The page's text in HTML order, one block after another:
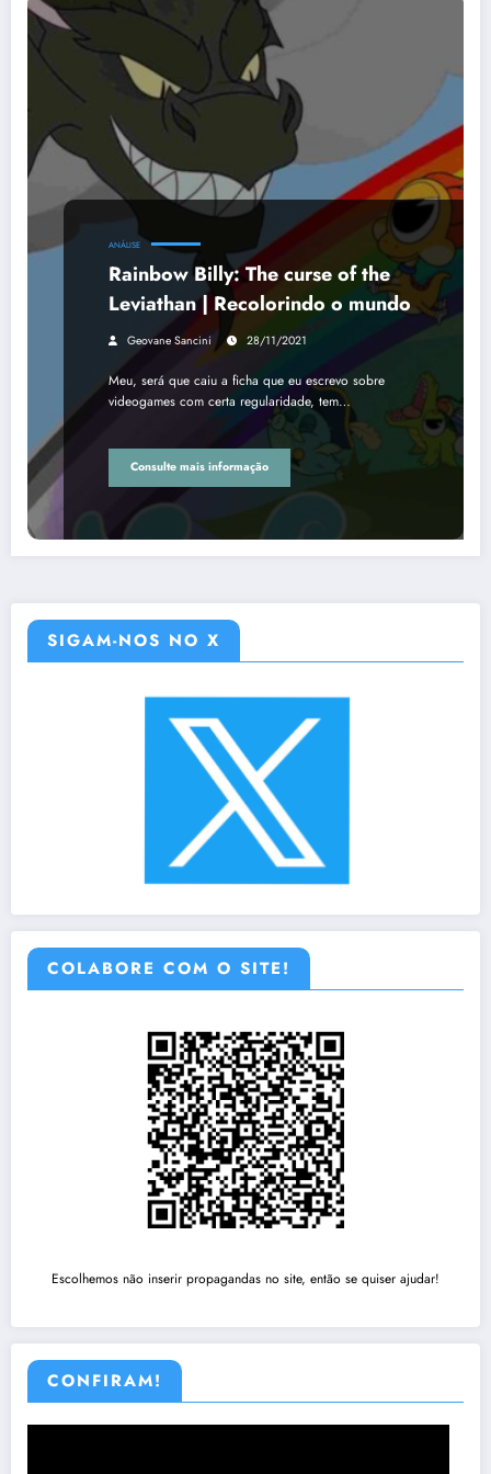
ANÁLISE
Rainbow Billy: The curse of the
Leviathan | Recolorindo o mundo
Geovane Sancini 28/11/2021
Meu, será que caiu a ficha que eu escrevo sobre
videogames com certa regularidade, tem…
Consulte mais informação
SIGAM-NOS NO X
COLABORE COM O SITE!
Escolhemos não inserir propagandas no site, então se quiser ajudar!
CONFIRAM!